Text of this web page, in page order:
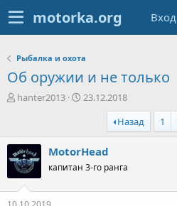
Вход
Рыбалка и охота
Об оружии и не только
А
р
т
е
ы
hanter2013
Д
н
ч
23.12.2018
Назад
1
MotorHead
капитан 3-го ранга